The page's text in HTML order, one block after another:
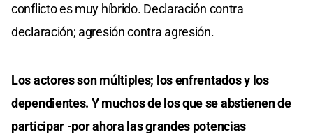
conflicto es muy híbrido. Declaración contra
declaración; agresión contra agresión.
Los actores son múltiples; los enfrentados y los
dependientes. Y muchos de los que se abstienen de
participar -por ahora las grandes potencias